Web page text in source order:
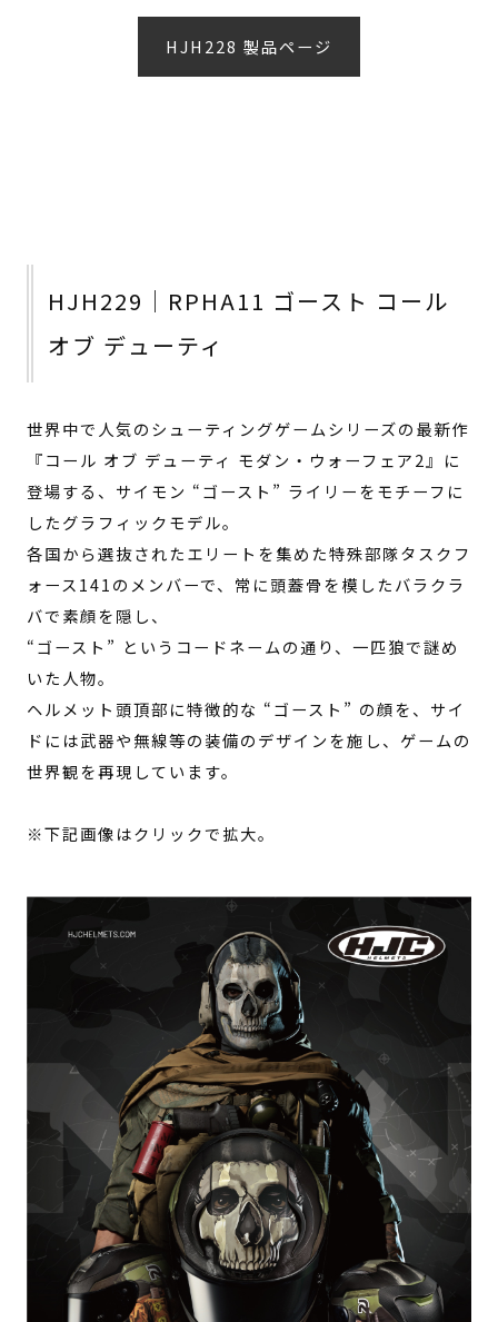
HJH228 製品ページ
HJH229｜RPHA11 ゴースト コール
オブ デューティ
世界中で人気のシューティングゲームシリーズの最新作
『コール オブ デューティ モダン・ウォーフェア2』に
登場する、サイモン “ゴースト” ライリーをモチーフに
したグラフィックモデル。
各国から選抜されたエリートを集めた特殊部隊タスクフ
ォース141のメンバーで、常に頭蓋骨を模したバラクラ
バで素顔を隠し、
“ゴースト” というコードネームの通り、一匹狼で謎め
いた人物。
ヘルメット頭頂部に特徴的な “ゴースト” の顔を、サイ
ドには武器や無線等の装備のデザインを施し、ゲームの
世界観を再現しています。
※下記画像はクリックで拡大。